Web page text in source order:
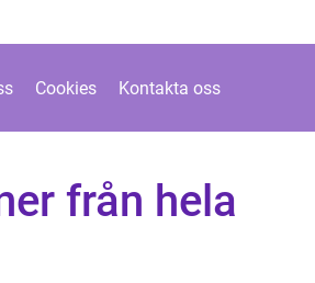
Cookies Kontakta oss
från hela